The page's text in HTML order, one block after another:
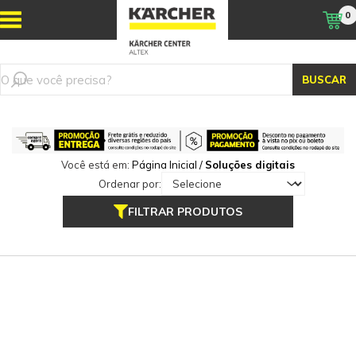
BUSCAR
0
Você está em: Página Inicial / Soluções digitais
Ordenar por:
FILTRAR PRODUTOS